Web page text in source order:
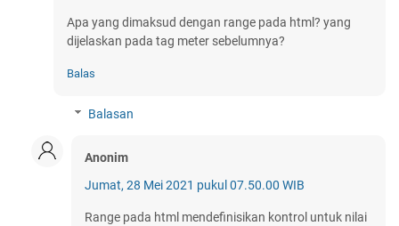
Apa yang dimaksud dengan range pada html? yang
dijelaskan pada tag meter sebelumnya?
Balas
Balasan
Anonim
Jumat, 28 Mei 2021 pukul 07.50.00 WIB
Range pada html mendefinisikan kontrol untuk nilai